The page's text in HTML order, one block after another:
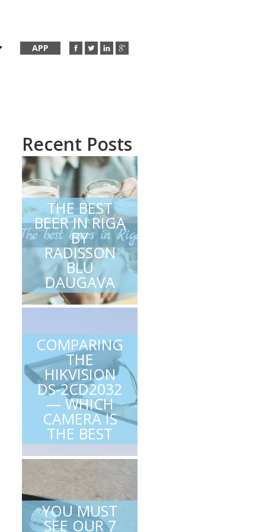
APP
Recent Posts
THE BEST
BEER IN RIGA
BY
RADISSON
BLU
DAUGAVA
COMPARING
THE
HIKVISION
DS-2CD2032
— WHICH
CAMERA IS
THE BEST
YOU MUST
SEE OUR 7